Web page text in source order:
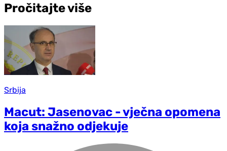
Pročitajte više
Srbija
Macut: Jasenovac - vječna opomena
koja snažno odjekuje